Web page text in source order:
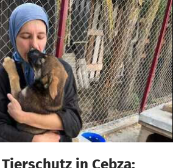
anzeigen
in Cebza: